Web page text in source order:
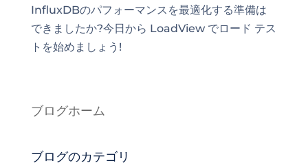
InfluxDBのパフォーマンスを最適化する準備は
できましたか?今日から LoadView でロード テス
トを始めましょう!
ブログホーム
ブログのカテゴリ